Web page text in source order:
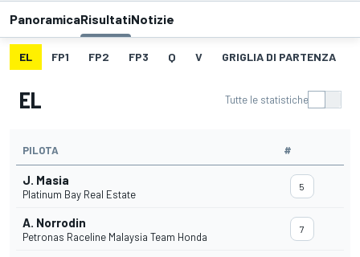
PanoramicaRisultatiNotizie
EL FP1 FP2 FP3 Q V GRIGLIA DI PARTENZA
EL Tutte le statistiche
PILOTA #
J. Masia
Platinum Bay Real Estate
5
A. Norrodin
Petronas Raceline Malaysia Team Honda
7